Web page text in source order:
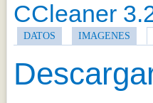
CCleaner
DATOS IMAGENES